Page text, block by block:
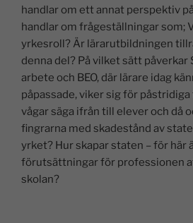
handlar om ett annat perspektiv
handlar om frågeställningar som;
yrkesroll? Är lärarutbildningen
denna del? På vilket sätt
arbete och BEO, där lärare idag
påpassade, viker sig för
vågar säga ifrån till elever och då
fingrarna med skadestånd av
yrket? Hur skapar staten – för här
förutsättningar för professionen
skolan?